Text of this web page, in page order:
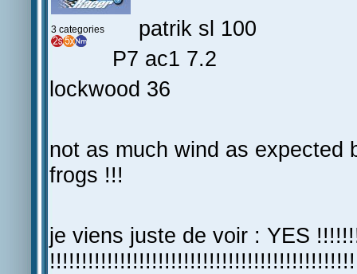
3 categories
patrik sl 100
P7 ac1 7.2
lockwood 36
not as much wind as expected
frogs !!!
je viens juste de voir : YES